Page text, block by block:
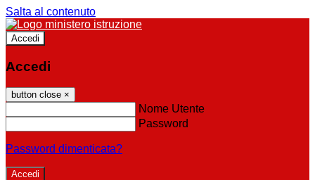
Salta al contenuto
Accedi
Accedi
button close ×
Nome Utente
Password
Password dimenticata?